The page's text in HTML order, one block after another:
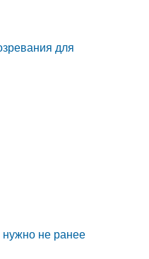
для
нужно не ранее